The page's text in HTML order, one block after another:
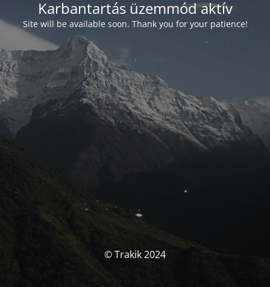
Karbantartás üzemmód aktív
Site will be available soon. Thank you for your patience!
© Trakik 2024